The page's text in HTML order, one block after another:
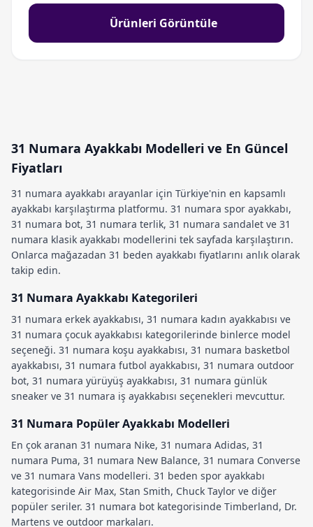
Ürünleri Görüntüle
31 Numara Ayakkabı Modelleri ve En Güncel
Fiyatları
31 numara ayakkabı arayanlar için Türkiye'nin en kapsamlı
ayakkabı karşılaştırma platformu. 31 numara spor ayakkabı,
31 numara bot, 31 numara terlik, 31 numara sandalet ve 31
numara klasik ayakkabı modellerini tek sayfada karşılaştırın.
Onlarca mağazadan 31 beden ayakkabı fiyatlarını anlık olarak
takip edin.
31 Numara Ayakkabı Kategorileri
31 numara erkek ayakkabısı, 31 numara kadın ayakkabısı ve
31 numara çocuk ayakkabısı kategorilerinde binlerce model
seçeneği. 31 numara koşu ayakkabısı, 31 numara basketbol
ayakkabısı, 31 numara futbol ayakkabısı, 31 numara outdoor
bot, 31 numara yürüyüş ayakkabısı, 31 numara günlük
sneaker ve 31 numara iş ayakkabısı seçenekleri mevcuttur.
31 Numara Popüler Ayakkabı Modelleri
En çok aranan 31 numara Nike, 31 numara Adidas, 31
numara Puma, 31 numara New Balance, 31 numara Converse
ve 31 numara Vans modelleri. 31 beden spor ayakkabı
kategorisinde Air Max, Stan Smith, Chuck Taylor ve diğer
popüler seriler. 31 numara bot kategorisinde Timberland, Dr.
Martens ve outdoor markaları.